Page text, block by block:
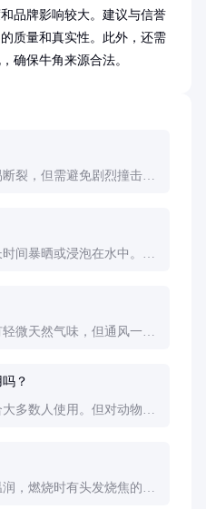
品牌影响较大。建议与信誉
质量和真实性。此外，还需
确保牛角来源合法。
裂，但需避免剧烈撞击和
间暴晒或浸泡在水中。可
微天然气味，但通风一段
？
多数人使用。但对动物制
，燃烧时有头发烧焦的气